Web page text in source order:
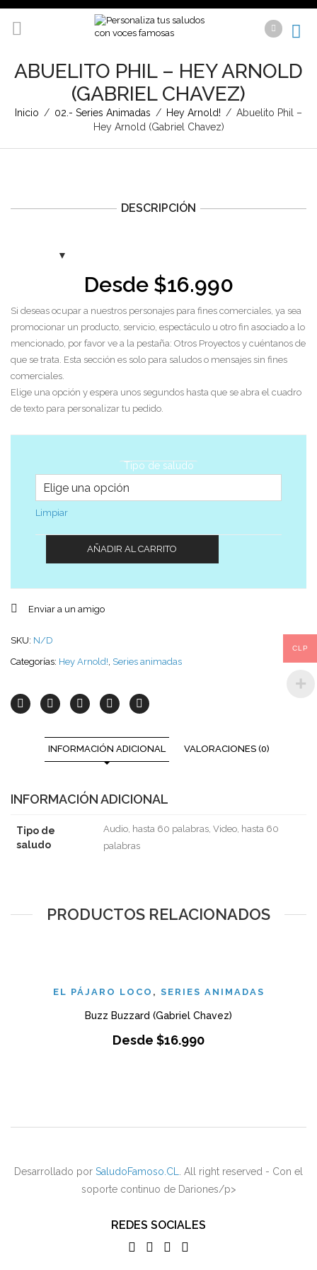
ABUELITO PHIL – HEY ARNOLD
(GABRIEL CHAVEZ)
Inicio / 02.- Series Animadas / Hey Arnold! / Abuelito Phil –
Hey Arnold (Gabriel Chavez)
DESCRIPCIÓN
Desde $16.990
Si deseas ocupar a nuestros personajes para fines comerciales, ya sea
promocionar un producto, servicio, espectáculo u otro fin asociado a lo
mencionado, por favor ve a la pestaña: Otros Proyectos y cuéntanos de
que se trata. Esta sección es solo para saludos o mensajes sin fines
comerciales.
Elige una opción y espera unos segundos hasta que se abra el cuadro
de texto para personalizar tu pedido.
Tipo de saludo
Limpiar
AÑADIR AL CARRITO
Enviar a un amigo
SKU: N/D
Categorías: Hey Arnold!, Series animadas
INFORMACIÓN ADICIONAL VALORACIONES (0)
INFORMACIÓN ADICIONAL
Tipo de
saludo
Audio, hasta 60 palabras, Video, hasta 60
palabras
PRODUCTOS RELACIONADOS
EL PÁJARO LOCO , SERIES ANIMADAS
Buzz Buzzard (Gabriel Chavez)
Desde $16.990
Desarrollado por SaludoFamoso.CL
. All right reserved - Con el
soporte continuo de Dariones/p>
REDES SOCIALES
CLP